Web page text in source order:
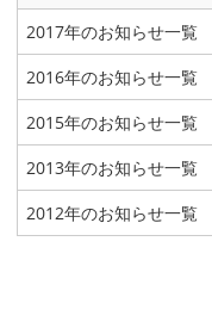
2017年のお知らせ一覧
2016年のお知らせ一覧
2015年のお知らせ一覧
2013年のお知らせ一覧
2012年のお知らせ一覧